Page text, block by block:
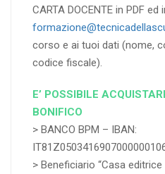
CARTA DOCENTE in PDF ed
corso e ai tuoi dati (nome,
codice fiscale).
E’ POSSIBILE
BONIFICO
> BANCO BPM – IBAN:
> Beneficiario “Casa